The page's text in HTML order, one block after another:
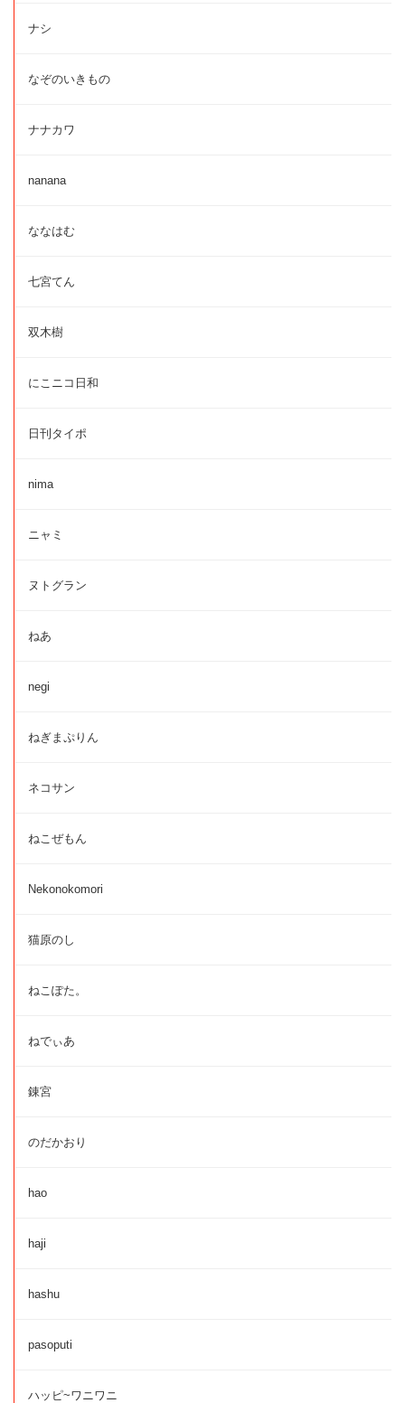
ナシ
なぞのいきもの
ナナカワ
nanana
ななはむ
七宮てん
双木樹
にこニコ日和
日刊タイポ
nima
ニャミ
ヌトグラン
ねあ
negi
ねぎまぷりん
ネコサン
ねこぜもん
Nekonokomori
猫原のし
ねこぽた。
ねでぃあ
錬宮
のだかおり
hao
haji
hashu
pasoputi
ハッピ~ワニワニ